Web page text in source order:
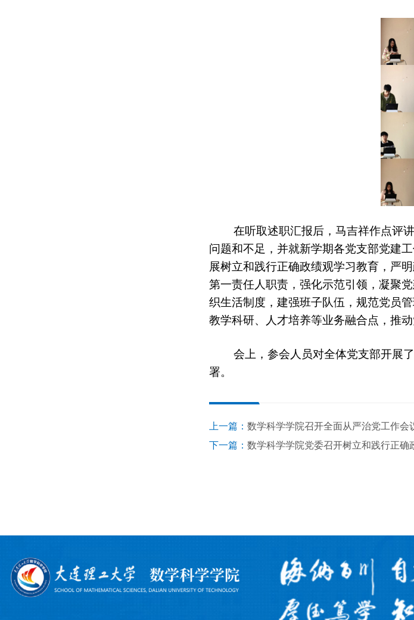
在听取述职汇报后，马吉祥作点评
问题和不足，并就新学期各党支部党建
展树立和践行正确政绩观学习教育，严
第一责任人职责，强化示范引领，凝聚
织生活制度，建强班子队伍，规范党员
教学科研、人才培养等业务融合点，推动
会上，参会人员对全体党支部开展
署。
上一篇： 数学科学学院召开全面从严治党工作会
下一篇： 数学科学学院党委召开树立和践行正确